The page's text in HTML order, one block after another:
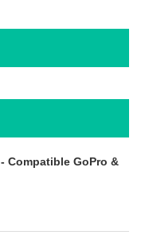
Compatible GoPro &